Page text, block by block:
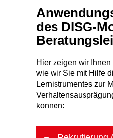
des DISG-
Hier zeigen wir
wie wir Sie mit Hilfe
Lernistrumentes zur
können: